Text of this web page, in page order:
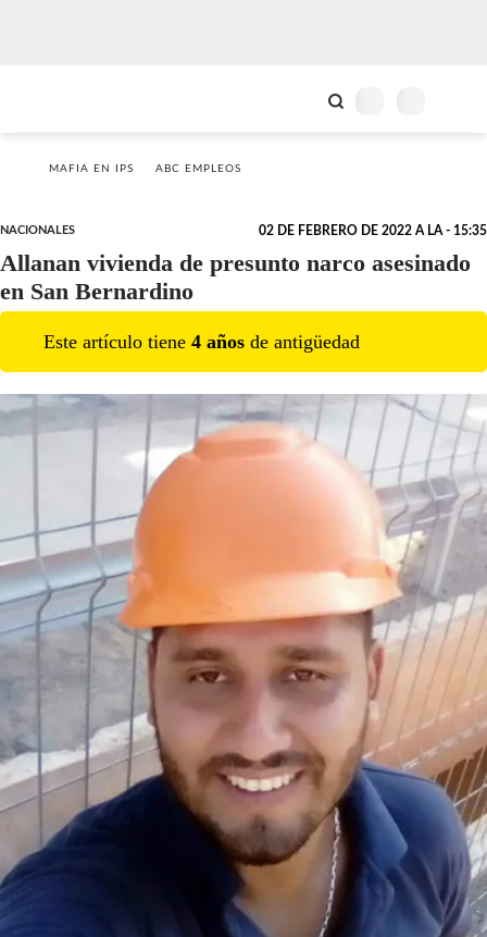
MAFIA EN IPS ABC EMPLEOS
NACIONALES 02 DE FEBRERO DE 2022 A LA - 15:35
Allanan vivienda de presunto narco asesinado
en San Bernardino
Este artículo tiene 4 años de antigüedad